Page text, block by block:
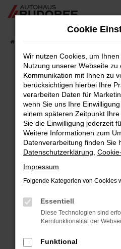
Zum
Fehler: Network
Beim Laden ist ein Fehler
Hier sind ein paar Tipps,
Überprüfe deine
Internetverbindung.
Laden andere
Suchmaschine?
Prüfe deine
Manche Erweiterungen,
können das Laden
verhindern. Funktioniert
Fenster?
Cookie
Wir nutzen Cookies, um
Nutzung unserer Webseite
Kommunikation mit Ihnen zu
berücksichtigen hierbei Ihre
verarbeiten Daten für
wenn Sie uns Ihre
einem späteren Zeitpunkt
Sie die Einwilligung jederzeit
Weitere Informationen zum
Datenverarbeitung finden Sie
Datenschutzerklärung
Impressum
Folgende Kategorien von Cookies
Essentiell
Diese Technologien sind
Kernfunktionalität der
Funktional